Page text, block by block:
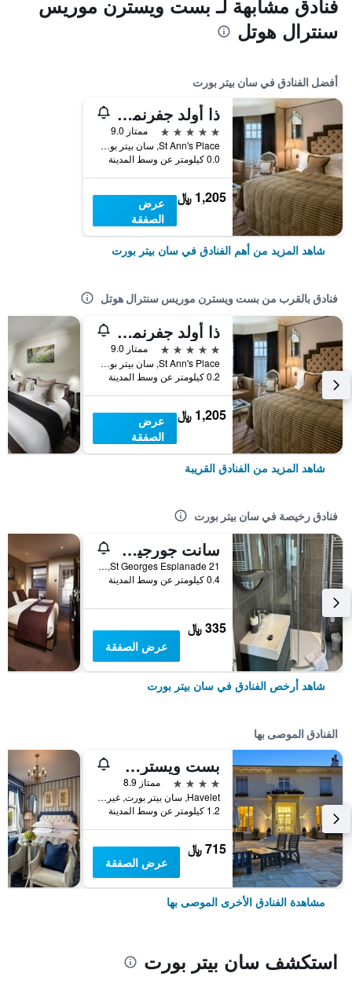
فنادق مشابهة لـ بست ويسترن موريس
سنترال هوتل
أفضل الفنادق في سان بيتر بورت
ذا أولد جفرنمينت هاوس هوتل آند سبا
5 نجوم
ممتاز 9.0
St Ann's Place, سان بيتر بورت, غيرنسي
0.0 كيلومتر عن وسط المدينة
1,205 ﷼
عرض
الصفقة
شاهد المزيد من أهم الفنادق في سان بيتر بورت
فنادق بالقرب من بست ويسترن موريس سنترال هوتل
ذا أولد جفرنمينت هاوس هوتل آند سبا
5 نجوم
ممتاز 9.0
St Ann's Place, سان بيتر بورت, غيرنسي
0.2 كيلومتر عن وسط المدينة
1,205 ﷼
عرض
الصفقة
شاهد المزيد من الفنادق القريبة
فنادق رخيصة في سان بيتر بورت
سانت جورجيز جيستهاوس
21 St Georges Esplanade, سان بيتر بورت, غيرنسي
0.4 كيلومتر عن وسط المدينة
335 ﷼
عرض الصفقة
شاهد أرخص الفنادق في سان بيتر بورت
الفنادق الموصى بها
بست ويسترن هوتل دي هافيليت
4 نجوم
ممتاز 8.9
Havelet, سان بيتر بورت, غيرنسي
1.2 كيلومتر عن وسط المدينة
715 ﷼
عرض الصفقة
مشاهدة الفنادق الأخرى الموصى بها
استكشف سان بيتر بورت